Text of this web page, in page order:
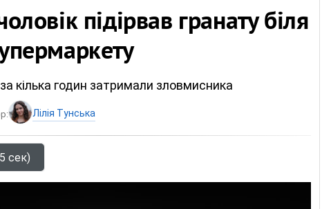
підірвав гранату біля
кілька годин затримали зловмисника
Лілія Тунська
сек)